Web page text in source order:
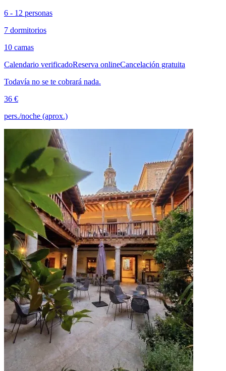
6 - 12 personas
7 dormitorios
10 camas
Calendario verificadoReserva onlineCancelación gratuita
Todavía no se te cobrará nada.
36 €
pers./noche (aprox.)